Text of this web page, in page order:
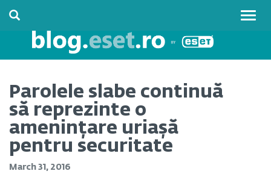
Parolele slabe continuă
să reprezinte o
amenințare uriașă
pentru securitate
March 31, 2016